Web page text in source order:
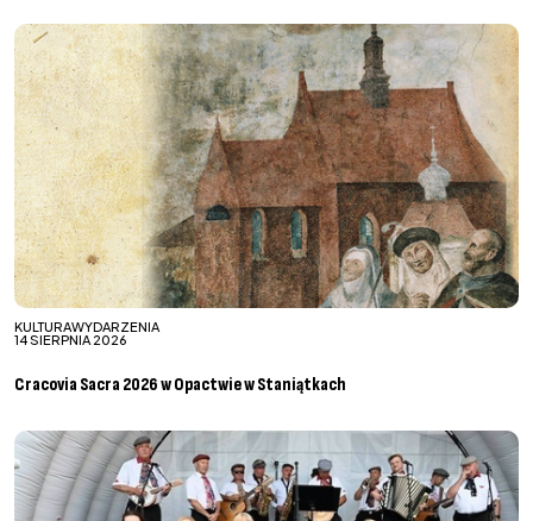
KULTURAWYDARZENIA
14 SIERPNIA 2026
Cracovia Sacra 2026 w Opactwie w Staniątkach